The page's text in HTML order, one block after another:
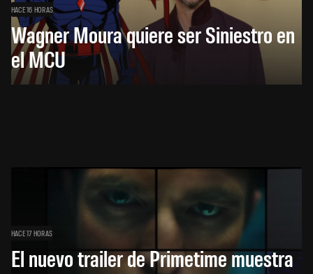
HACE 16 HORAS
Wagner Moura quiere ser Siniestro en
el MCU
HACE 17 HORAS
El nuevo trailer de Primetime muestra